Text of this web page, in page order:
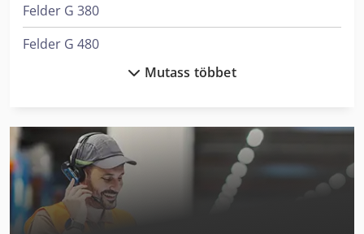
Felder G 380
Felder G 480
Huvema Hu 230 Dg
Huvema Hu 315 Ask
Huvema Hu 370 Psk
Mutass többet